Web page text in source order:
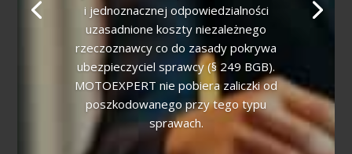
i jednoznacznej odpowiedzialności
uzasadnione koszty niezależnego
rzeczoznawcy co do zasady pokrywa
ubezpieczyciel sprawcy (§ 249 BGB).
MOTOEXPERT nie pobiera zaliczki od
poszkodowanego przy tego typu
sprawach.